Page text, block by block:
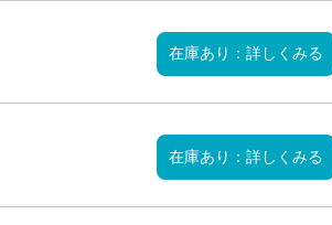
在庫あり：詳しくみる
在庫あり：詳しくみる